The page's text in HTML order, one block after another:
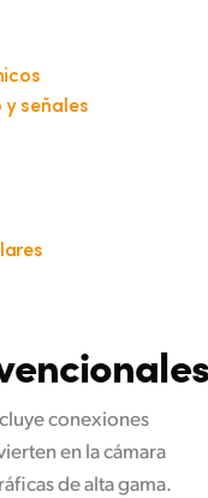
señales
conexiones
en la cámara
de alta gama.